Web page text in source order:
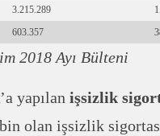
3.215.289
603.357
2018 Ayı Bülteni
yapılan işsizlik
olan işsizlik